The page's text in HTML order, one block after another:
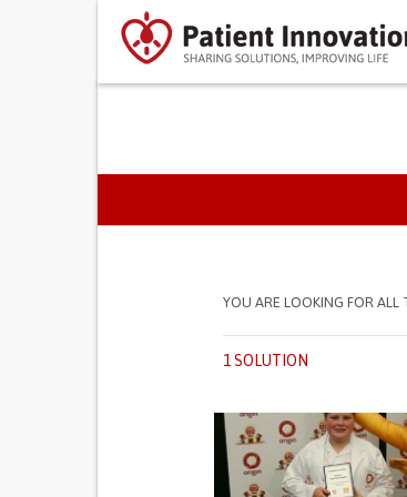
PRIMARY TABS
YOU ARE LOOKING FOR
1 SOLUTION